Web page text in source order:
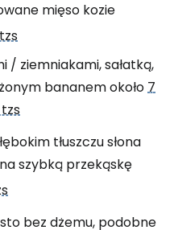
mięso kozie
/ ziemniakami, sałatką,
bananem około7
tłuszczu słona
szybką przekąskę
bez dżemu, podobne